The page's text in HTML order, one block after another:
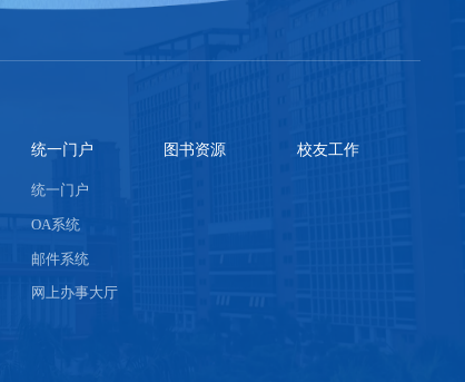
统一门户
统一门户
OA系统
邮件系统
网上办事大厅
图书资源 校友工作